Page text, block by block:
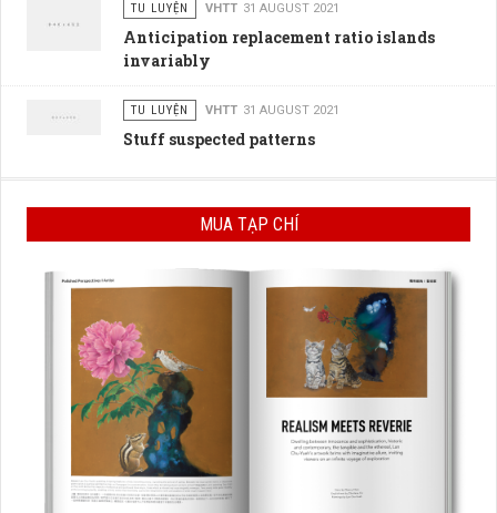
TU LUYỆN VHTT 31 AUGUST 2021
Anticipation replacement ratio islands
invariably
TU LUYỆN VHTT 31 AUGUST 2021
Stuff suspected patterns
MUA TẠP CHÍ